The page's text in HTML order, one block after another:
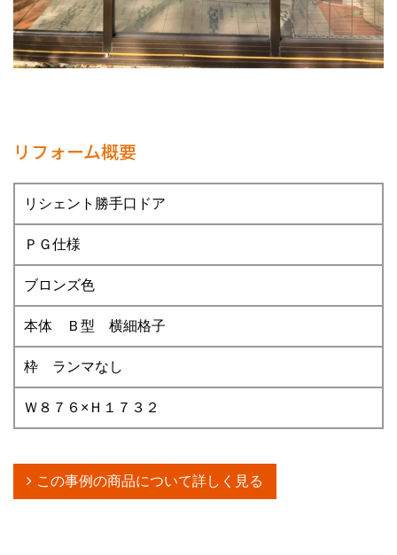
リフォーム概要
リシェント勝手口ドア
ＰＧ仕様
ブロンズ色
本体 Ｂ型 横細格子
枠 ランマなし
Ｗ８７６×Ｈ１７３２
この事例の商品について詳しく見る